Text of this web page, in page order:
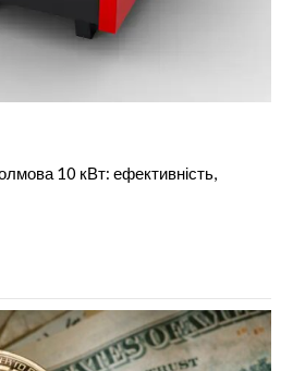
10 кВт: ефективність,